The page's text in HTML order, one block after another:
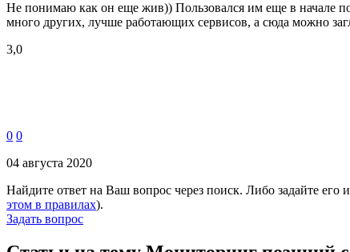
Не понимаю как он еще жив)) Пользовался им еще в начале
много других, лучше работающих сервисов, а сюда можно
3,0
0 0
04 августа 2020
Найдите ответ на Ваш вопрос через поиск. Либо задайте
этом в правилах).
Задать вопрос